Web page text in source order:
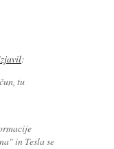
:
tu
in Tesla se